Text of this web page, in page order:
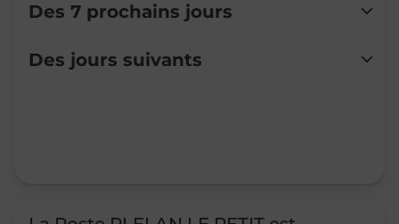
Des 7 prochains jours
Lundi
Fermé
Des jours suivants